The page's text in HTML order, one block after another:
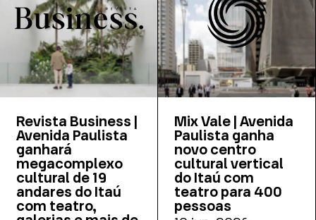
reunindo em seus
19 pavimentos uma
ampla variedade de
espaços voltados à
arte, à educação e
à convivência.
dedicados a
exposições,
espetáculos e
experiências
multimídia
Revista Business |
Avenida Paulista
ganhará
megacomplexo
cultural de 19
andares do Itaú
com teatro,
Mix Vale | Avenida
Paulista ganha
novo centro
cultural vertical
do Itaú com
teatro para 400
pessoas